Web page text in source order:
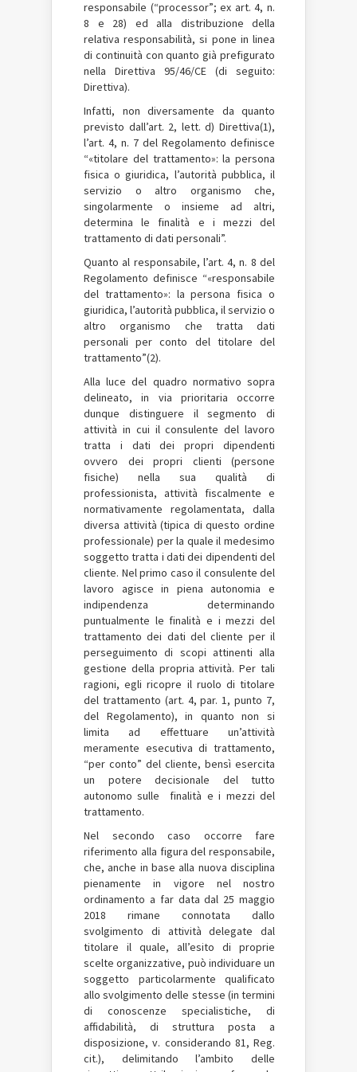
responsabile (“processor”; ex art. 4, n.
8 e 28) ed alla distribuzione della
relativa responsabilità, si pone in linea
di continuità con quanto già prefigurato
nella Direttiva 95/46/CE (di seguito:
Direttiva).
Infatti, non diversamente da quanto
previsto dall’art. 2, lett. d) Direttiva(1),
l’art. 4, n. 7 del Regolamento definisce
“«titolare del trattamento»: la persona
fisica o giuridica, l’autorità pubblica, il
servizio o altro organismo che,
singolarmente o insieme ad altri,
determina le finalità e i mezzi del
trattamento di dati personali”.
Quanto al responsabile, l’art. 4, n. 8 del
Regolamento definisce “«responsabile
del trattamento»: la persona fisica o
giuridica, l’autorità pubblica, il servizio o
altro organismo che tratta dati
personali per conto del titolare del
trattamento”(2).
Alla luce del quadro normativo sopra
delineato, in via prioritaria occorre
dunque distinguere il segmento di
attività in cui il consulente del lavoro
tratta i dati dei propri dipendenti
ovvero dei propri clienti (persone
fisiche) nella sua qualità di
professionista, attività fiscalmente e
normativamente regolamentata, dalla
diversa attività (tipica di questo ordine
professionale) per la quale il medesimo
soggetto tratta i dati dei dipendenti del
cliente. Nel primo caso il consulente del
lavoro agisce in piena autonomia e
indipendenza determinando
puntualmente le finalità e i mezzi del
trattamento dei dati del cliente per il
perseguimento di scopi attinenti alla
gestione della propria attività. Per tali
ragioni, egli ricopre il ruolo di titolare
del trattamento (art. 4, par. 1, punto 7,
del Regolamento), in quanto non si
limita ad effettuare un’attività
meramente esecutiva di trattamento,
“per conto” del cliente, bensì esercita
un potere decisionale del tutto
autonomo sulle finalità e i mezzi del
trattamento.
Nel secondo caso occorre fare
riferimento alla figura del responsabile,
che, anche in base alla nuova disciplina
pienamente in vigore nel nostro
ordinamento a far data dal 25 maggio
2018 rimane connotata dallo
svolgimento di attività delegate dal
titolare il quale, all’esito di proprie
scelte organizzative, può individuare un
soggetto particolarmente qualificato
allo svolgimento delle stesse (in termini
di conoscenze specialistiche, di
affidabilità, di struttura posta a
disposizione, v. considerando 81, Reg.
cit.), delimitando l’ambito delle